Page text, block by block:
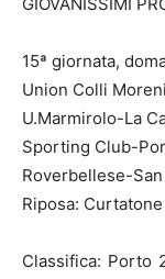
15ª giornata,
Union Colli
U.Marmirolo-La
Sporting Club-
Roverbellese-
Riposa: Curtatone
Classifica: Porto